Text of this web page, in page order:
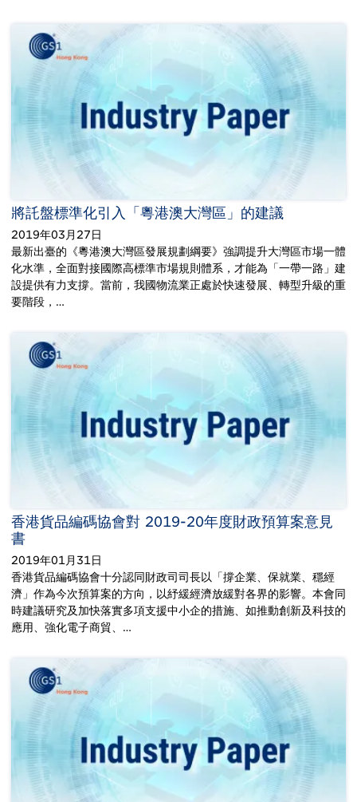
將託盤標準化引入「粵港澳大灣區」的建議
2019年03月27日
最新出臺的《粵港澳大灣區發展規劃綱要》強調提升大灣區市場一體
化水準，全面對接國際高標準市場規則體系，才能為「一帶一路」建
設提供有力支撐。當前，我國物流業正處於快速發展、轉型升級的重
要階段，…
香港貨品編碼協會對 2019-20年度財政預算案意見
書
2019年01月31日
香港貨品編碼協會十分認同財政司司長以「撐企業、保就業、穩經
濟」作為今次預算案的方向，以紓緩經濟放緩對各界的影響。本會同
時建議研究及加快落實多項支援中小企的措施、如推動創新及科技的
應用、強化電子商貿、…